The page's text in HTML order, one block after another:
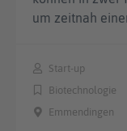
um zeitnah
Start-up
Biotechnologie
Emmendingen